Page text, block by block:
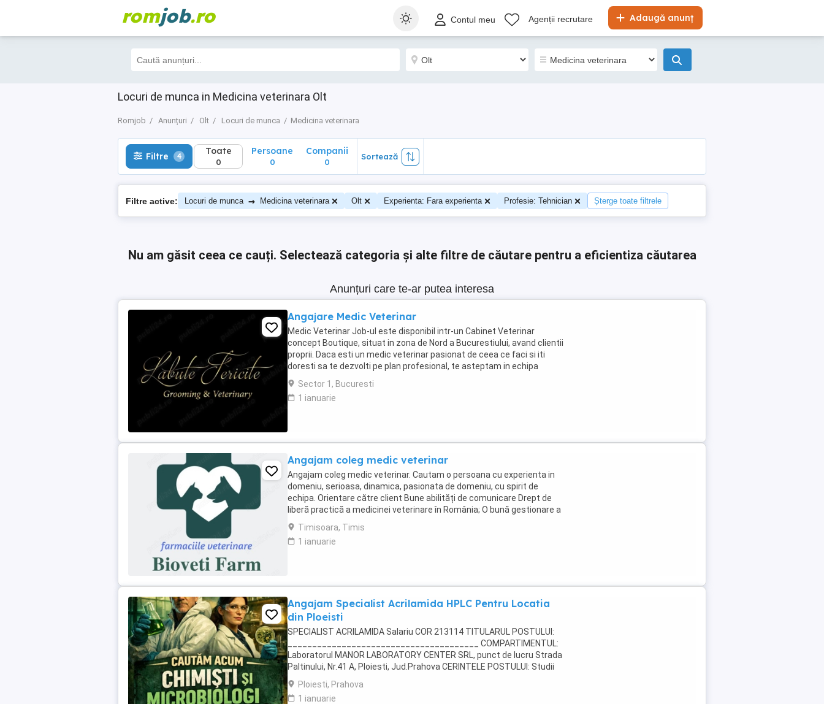
romjob.ro Adaugă anunț
Contul meu Agenții recrutare
Locuri de munca in Medicina veterinara Olt
Romjob Anunțuri Olt Locuri de munca Medicina veterinara
Filtre 4 Toate
0
Filtre 4 Toate
0
Persoane
0
Companii
0
Sortează
Filtre active: Locuri de munca → Medicina veterinara Olt Experienta: Fara experienta Profesie: Tehnician Șterge toate filtrele
Nu am găsit ceea ce cauți. Selectează categoria și alte filtre de căutare pentru a eficientiza căutarea
Anunțuri care te-ar putea interesa
Angajare Medic Veterinar
Medic Veterinar Job-ul este disponibil intr-un Cabinet Veterinar
concept Boutique, situat in zona de Nord a Bucurestiului, avand clientii
proprii. Daca esti un medic veterinar pasionat de ceea ce faci si iti
doresti sa te dezvolti pe plan profesional, te asteptam in echipa
Labute Fericite. Poti fi si ...
Sector 1, Bucuresti
1 ianuarie
Angajam coleg medic veterinar
Angajam coleg medic veterinar. Cautam o persoana cu experienta in
domeniu, serioasa, dinamica, pasionata de domeniu, cu spirit de
echipa. Orientare către client Bune abilități de comunicare Drept de
liberă practică a medicinei veterinare în România; O bună gestionare a
timpului Abilitatea de a ...
Timisoara, Timis
1 ianuarie
Angajam Specialist Acrilamida HPLC Pentru Locatia
din Ploeisti
SPECIALIST ACRILAMIDA Salariu COR 213114 TITULARUL POSTULUI:
_______________________________________ COMPARTIMENTUL:
Laboratorul MANOR LABORATORY CENTER SRL, punct de lucru Strada
Paltinului, Nr.41 A, Ploiesti, Jud.Prahova CERINTELE POSTULUI: Studii
necesare : Studii liceale sau postliceale absolvite ...
Ploiesti, Prahova
1 ianuarie